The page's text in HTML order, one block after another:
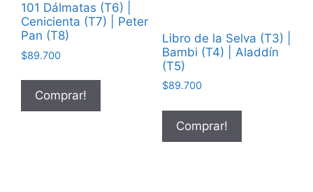
101 Dálmatas (T6) |
Cenicienta (T7) | Peter
Pan (T8)
$89.700
Comprar!
Libro de la Selva (T3) |
Bambi (T4) | Aladdín
(T5)
$89.700
Comprar!